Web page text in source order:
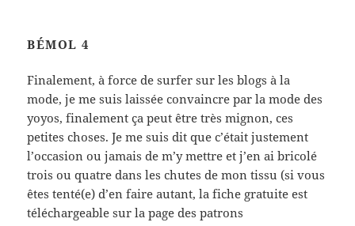
BÉMOL 4
Finalement, à force de surfer sur les blogs à la
mode, je me suis laissée convaincre par la mode des
yoyos, finalement ça peut être très mignon, ces
petites choses. Je me suis dit que c’était justement
l’occasion ou jamais de m’y mettre et j’en ai bricolé
trois ou quatre dans les chutes de mon tissu (si vous
êtes tenté(e) d’en faire autant, la fiche gratuite est
téléchargeable sur la page des patrons